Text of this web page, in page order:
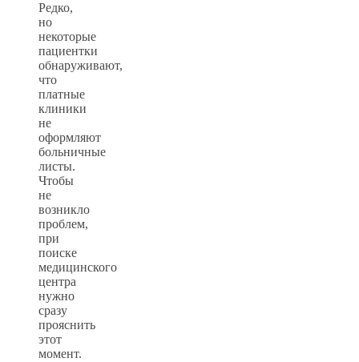
Редко,
но
некоторые
пациентки
обнаруживают,
что
платные
клиники
не
оформляют
больничные
листы.
Чтобы
не
возникло
проблем,
при
поиске
медицинского
центра
нужно
сразу
прояснить
этот
момент.